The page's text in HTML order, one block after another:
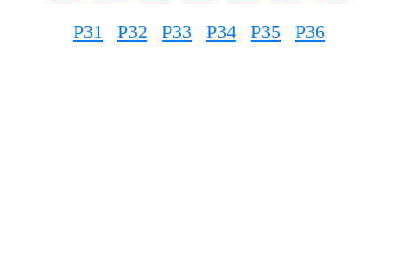
P31
P32 P33 P34 P35 P36